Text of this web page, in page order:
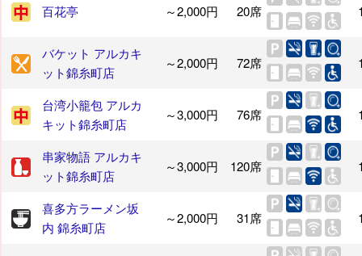
百花亭 ～2,000円 20席
バケット アルカキ
ット錦糸町店
～2,000円 72席
台湾小籠包 アルカ
キット錦糸町店
～3,000円 76席
串家物語 アルカキ
ット錦糸町店
～3,000円 120席
喜多方ラーメン坂
内 錦糸町店
～2,000円 31席